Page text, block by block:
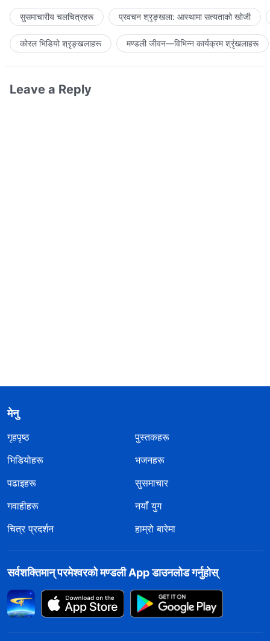
सुसमाचारीय चलचित्रहरू प्रवचन श्रृङ्खला: आस्थामा सत्यताको खोजी
कोरल भिडियो श्रृङ्खलाहरू मण्डली जीवन—विभिन्‍न कार्यक्रम श्रृंखलाहरू
Leave a Reply
मेनु
गृहपृष्ठ
पुस्तकहरू
भिडियोहरू
भजनहरू
पढाइहरू
सुसमाचार
गवाहीहरू
नयाँ युग
चित्र प्रदर्शन
हाम्रो बारेमा
सर्वशक्तिमान्‌ परमेश्‍वरको मण्डली App डाउनलोड गर्नुहोस्